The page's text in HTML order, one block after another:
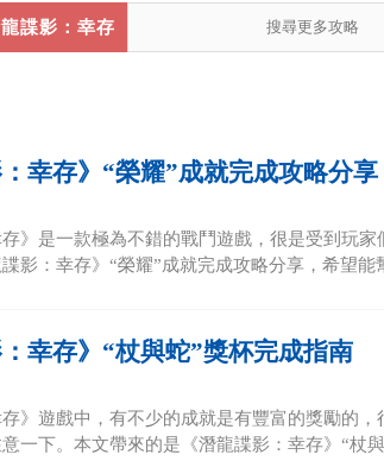
諜影：幸存
：幸存》“榮耀”成就完成攻略分享
存》是一款極為不錯的戰鬥遊戲，很是受到玩
影：幸存》“榮耀”成就完成攻略分享，希望能
：幸存》“杖與蛇”獎杯完成指南
存》遊戲中，有不少的成就是有豐富的獎勵的
一下。本文帶來的是《潛龍諜影：幸存》“杖